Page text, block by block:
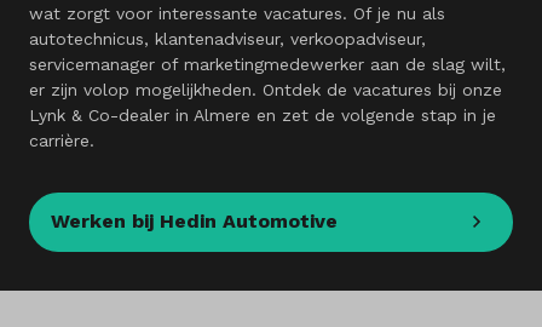
wat zorgt voor interessante vacatures. Of je nu als
autotechnicus, klantenadviseur, verkoopadviseur,
servicemanager of marketingmedewerker aan de slag wilt,
er zijn volop mogelijkheden. Ontdek de vacatures bij onze
Lynk & Co-dealer in Almere en zet de volgende stap in je
carrière​.
Werken bij Hedin Automotive